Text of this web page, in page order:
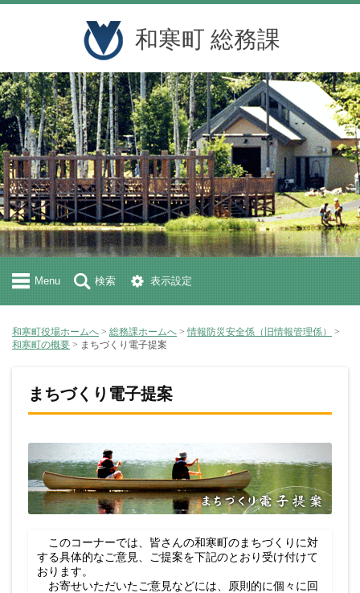
和寒町 総務課
Menu 検索 表示設定
和寒町役場ホームへ > 総務課ホームへ >情報防災安全係（旧情報管理係）
>
和寒町の概要 > まちづくり電子提案
まちづくり電子提案
このコーナーでは、皆さんの和寒町のまちづくりに対
する具体的なご意見、ご提案を下記のとおり受け付けて
おります。
お寄せいただいたご意見などには、原則的に個々に回